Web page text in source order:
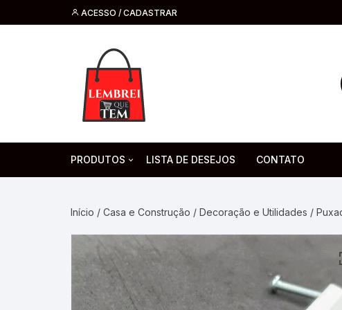
ACESSO / CADASTRAR
PRODUTOS
Headsets e
Pilha. Bateria
moda
Artesanato
Artigos para festa
LISTA DE DESEJOS CONTATO
Início / Casa e Construção / Decoração e Utilidades /